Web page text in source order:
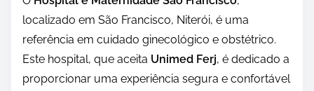
localizado em São Francisco, Niterói, é uma
referência em cuidado ginecológico e obstétrico.
Este hospital, que aceita Unimed Ferj, é dedicado a
proporcionar uma experiência segura e confortável